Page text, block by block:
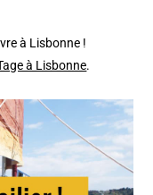
à Lisbonne !
à Lisbonne.